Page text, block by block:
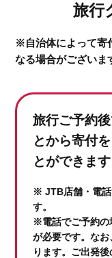
旅行
※自治体によって寄
なる場合がございま
旅行ご予約
とから寄付
とができます
※ JTB店舗・電話
す。
※電話でご予約の
が必要です。な
ります。ご出発後